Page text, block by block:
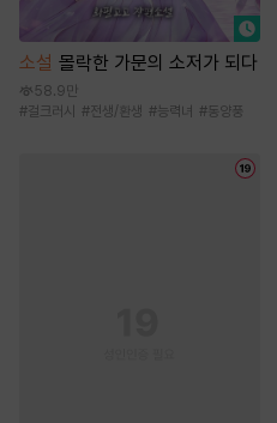
소설 몰락한 가문의 소저가 되다
58.9만
#걸크러시 #전생/환생 #능력녀 #동양풍